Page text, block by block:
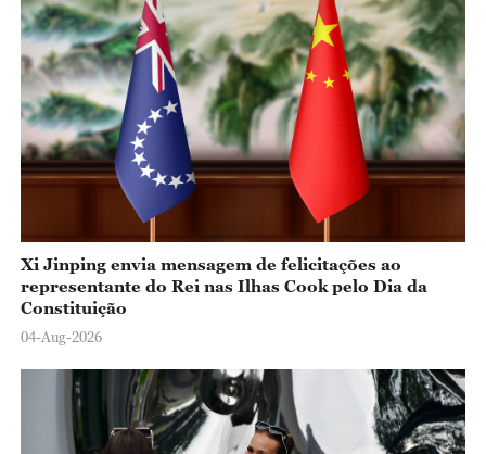
Xi Jinping envia mensagem de felicitações ao
representante do Rei nas Ilhas Cook pelo Dia da
Constituição
04-Aug-2026